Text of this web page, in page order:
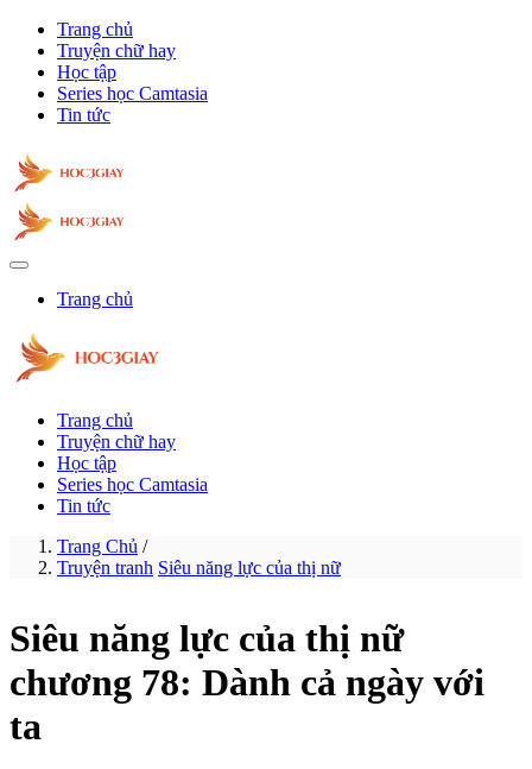
Trang chủ
Truyện chữ hay
Học tập
Series học Camtasia
Tin tức
Trang chủ
Trang chủ
Truyện chữ hay
Học tập
Series học Camtasia
Tin tức
Trang Chủ /
Truyện tranh Siêu năng lực của thị nữ
Siêu năng lực của thị nữ
chương 78: Dành cả ngày với
ta